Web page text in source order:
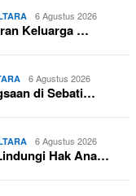
6 Agustus 2026
Keluarga …
6 Agustus 2026
di Sebati…
6 Agustus 2026
Hak Ana…